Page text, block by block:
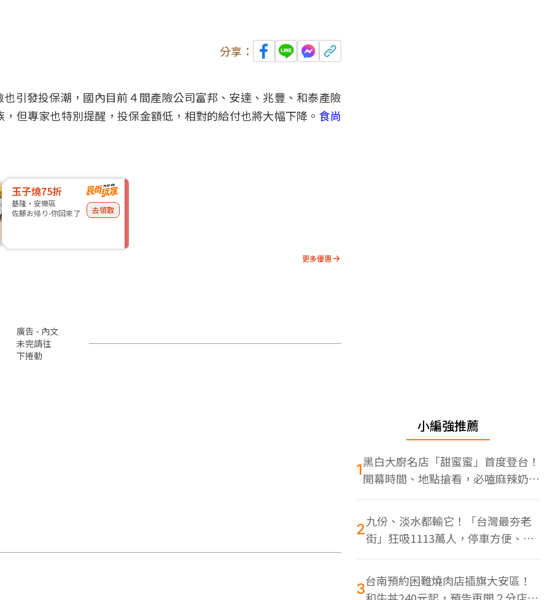
分享：
也引發投保潮，國內目前４間產險公司富邦、安達、兆豐、和泰產險
但專家也特別提醒，投保金額低，相對的給付也將大幅下降。 食尚
玉子燒75折
基隆・安樂區
佐藤お帰り-你回來了
去領取
更多優惠
廣告 - 內文
未完請往
下捲動
小編強推薦
1黑白大廚名店「甜蜜蜜」首度登台！
開幕時間、地點搶看，必嗑麻辣奶油
蝦
2九份、淡水都輸它！「台灣最夯老
街」狂吸1113萬人，停車方便、特
色美食多
3台南預約困難燒肉店插旗大安區！